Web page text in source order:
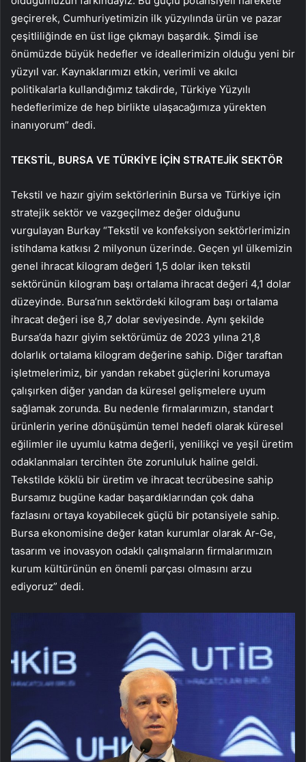
geçirerek, Cumhuriyetimizin ilk yüzyılında ürün ve pazar
çeşitliliğinde en üst lige çıkmayı başardık. Şimdi ise
önümüzde büyük hedefler ve ideallerimizin olduğu yeni bir
yüzyıl var. Kaynaklarımızı etkin, verimli ve akılcı
politikalarla kullandığımız takdirde, Türkiye Yüzyılı
hedeflerimize de hep birlikte ulaşacağımıza yürekten
inanıyorum” dedi.
TEKSTİL, BURSA VE TÜRKİYE İÇİN STRATEJİK SEKTÖR
Tekstil ve hazır giyim sektörlerinin Bursa ve Türkiye için
stratejik sektör ve vazgeçilmez değer olduğunu
vurgulayan Burkay “Tekstil ve konfeksiyon sektörlerimizin
istihdama katkısı 2 milyonun üzerinde. Geçen yıl ülkemizin
genel ihracat kilogram değeri 1,5 dolar iken tekstil
sektörünün kilogram başı ortalama ihracat değeri 4,1 dolar
düzeyinde. Bursa’nın sektördeki kilogram başı ortalama
ihracat değeri ise 8,7 dolar seviyesinde. Aynı şekilde
Bursa’da hazır giyim sektörümüz de 2023 yılına 21,8
dolarlık ortalama kilogram değerine sahip. Diğer taraftan
işletmelerimiz, bir yandan rekabet güçlerini korumaya
çalışırken diğer yandan da küresel gelişmelere uyum
sağlamak zorunda. Bu nedenle firmalarımızın, standart
ürünlerin yerine dönüşümün temel hedefi olarak küresel
eğilimler ile uyumlu katma değerli, yenilikçi ve yeşil üretim
odaklanmaları tercihten öte zorunluluk haline geldi.
Tekstilde köklü bir üretim ve ihracat tecrübesine sahip
Bursamız bugüne kadar başardıklarından çok daha
fazlasını ortaya koyabilecek güçlü bir potansiyele sahip.
Bursa ekonomisine değer katan kurumlar olarak Ar-Ge,
tasarım ve inovasyon odaklı çalışmaların firmalarımızın
kurum kültürünün en önemli parçası olmasını arzu
ediyoruz” dedi.